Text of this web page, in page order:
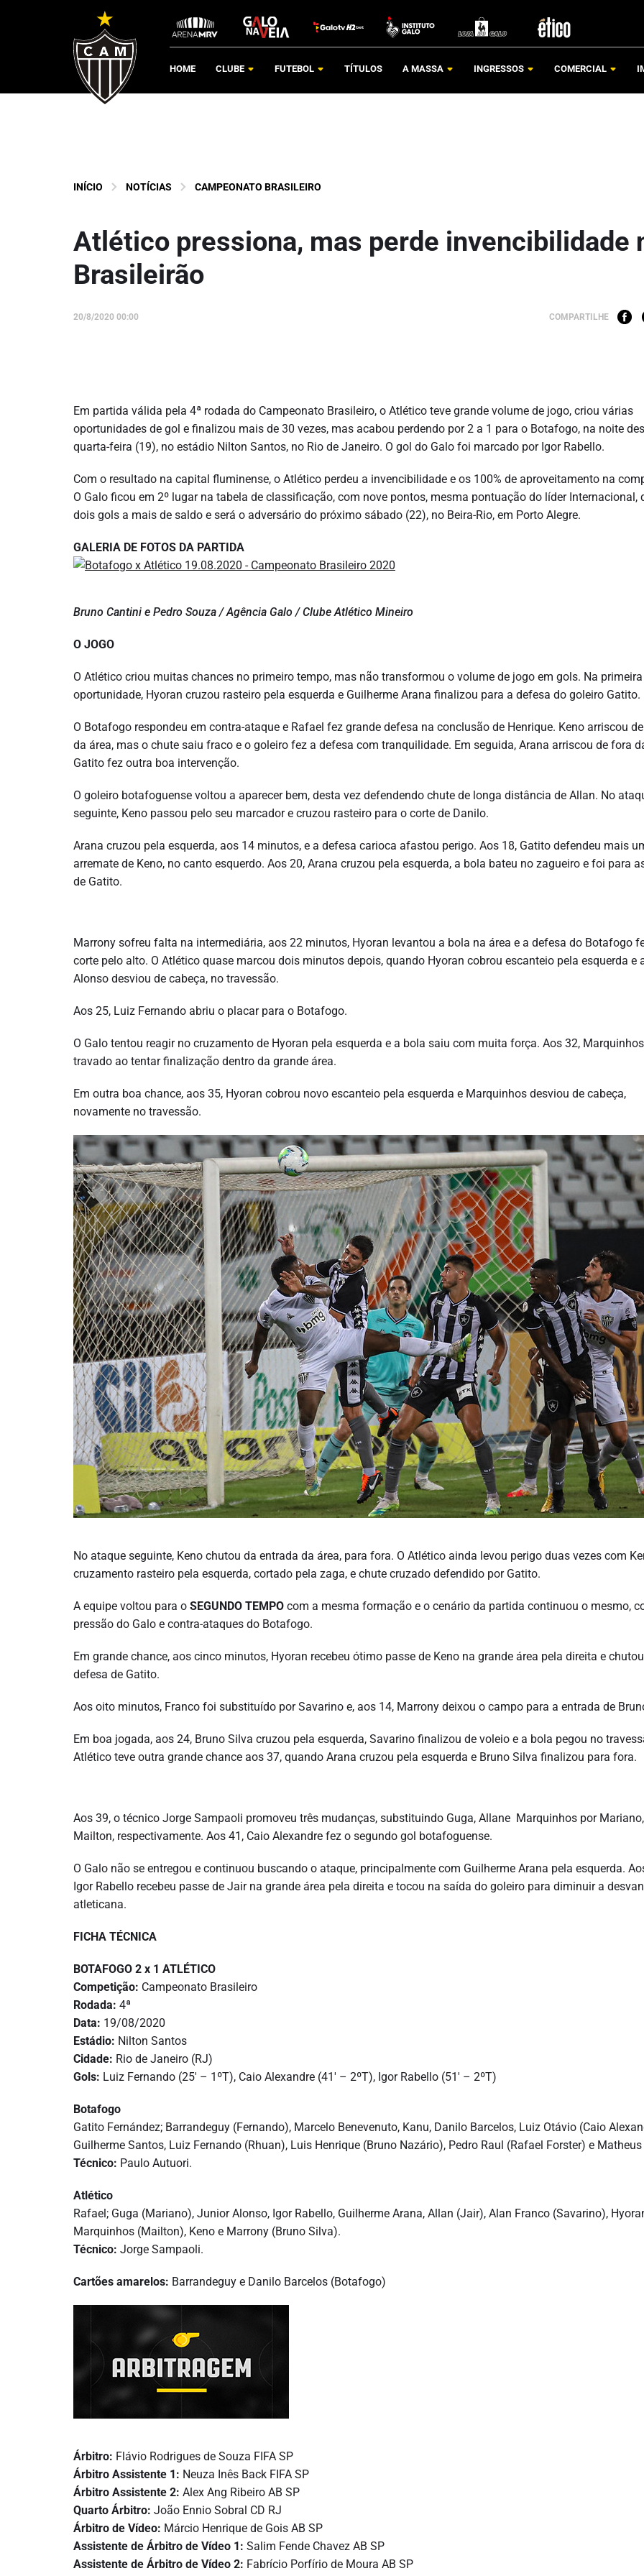
HOME CLUBE FUTEBOL TÍTULOS A MASSA INGRESSOS COMERCIAL
INÍCIO NOTÍCIAS CAMPEONATO BRASILEIRO
Atlético pressiona, mas perde invencibilidade
Brasileirão
20/8/2020 00:00 COMPARTILHE
Em partida válida pela 4ª rodada do Campeonato Brasileiro, o Atlético teve grande volume de jogo, criou várias
oportunidades de gol e finalizou mais de 30 vezes, mas acabou perdendo por 2 a 1 para o Botafogo, na noite
quarta-feira (19), no estádio Nilton Santos, no Rio de Janeiro. O gol do Galo foi marcado por Igor Rabello.
Com o resultado na capital fluminense, o Atlético perdeu a invencibilidade e os 100% de aproveitamento na
O Galo ficou em 2º lugar na tabela de classificação, com nove pontos, mesma pontuação do líder Internacional,
dois gols a mais de saldo e será o adversário do próximo sábado (22), no Beira-Rio, em Porto Alegre.
GALERIA DE FOTOS DA PARTIDA
Bruno Cantini e Pedro Souza / Agência Galo / Clube Atlético Mineiro
O JOGO
O Atlético criou muitas chances no primeiro tempo, mas não transformou o volume de jogo em gols. Na primeira
oportunidade, Hyoran cruzou rasteiro pela esquerda e Guilherme Arana finalizou para a defesa do goleiro Gatito.
O Botafogo respondeu em contra-ataque e Rafael fez grande defesa na conclusão de Henrique. Keno arriscou
da área, mas o chute saiu fraco e o goleiro fez a defesa com tranquilidade. Em seguida, Arana arriscou de fora
Gatito fez outra boa intervenção.
O goleiro botafoguense voltou a aparecer bem, desta vez defendendo chute de longa distância de Allan. No
seguinte, Keno passou pelo seu marcador e cruzou rasteiro para o corte de Danilo.
Arana cruzou pela esquerda, aos 14 minutos, e a defesa carioca afastou perigo. Aos 18, Gatito defendeu mais
arremate de Keno, no canto esquerdo. Aos 20, Arana cruzou pela esquerda, a bola bateu no zagueiro e foi para
de Gatito.
Marrony sofreu falta na intermediária, aos 22 minutos, Hyoran levantou a bola na área e a defesa do Botafogo
corte pelo alto. O Atlético quase marcou dois minutos depois, quando Hyoran cobrou escanteio pela esquerda e
Alonso desviou de cabeça, no travessão.
Aos 25, Luiz Fernando abriu o placar para o Botafogo.
O Galo tentou reagir no cruzamento de Hyoran pela esquerda e a bola saiu com muita força. Aos 32,
travado ao tentar finalização dentro da grande área.
Em outra boa chance, aos 35, Hyoran cobrou novo escanteio pela esquerda e Marquinhos desviou de cabeça,
novamente no travessão.
No ataque seguinte, Keno chutou da entrada da área, para fora. O Atlético ainda levou perigo duas vezes com
cruzamento rasteiro pela esquerda, cortado pela zaga, e chute cruzado defendido por Gatito.
A equipe voltou para o SEGUNDO TEMPO com a mesma formação e o cenário da partida continuou o mesmo,
pressão do Galo e contra-ataques do Botafogo.
Em grande chance, aos cinco minutos, Hyoran recebeu ótimo passe de Keno na grande área pela direita e
defesa de Gatito.
Aos oito minutos, Franco foi substituído por Savarino e, aos 14, Marrony deixou o campo para a entrada de
Em boa jogada, aos 24, Bruno Silva cruzou pela esquerda, Savarino finalizou de voleio e a bola pegou no
Atlético teve outra grande chance aos 37, quando Arana cruzou pela esquerda e Bruno Silva finalizou para fora.
Aos 39, o técnico Jorge Sampaoli promoveu três mudanças, substituindo Guga, Allane Marquinhos por
Mailton, respectivamente. Aos 41, Caio Alexandre fez o segundo gol botafoguense.
O Galo não se entregou e continuou buscando o ataque, principalmente com Guilherme Arana pela esquerda.
Igor Rabello recebeu passe de Jair na grande área pela direita e tocou na saída do goleiro para diminuir a
atleticana.
FICHA TÉCNICA
BOTAFOGO 2 x 1 ATLÉTICO
Competição: Campeonato Brasileiro
Rodada: 4ª
Data: 19/08/2020
Estádio: Nilton Santos
Cidade: Rio de Janeiro (RJ)
Gols: Luiz Fernando (25′ – 1ºT), Caio Alexandre (41′ – 2ºT), Igor Rabello (51′ – 2ºT)
Botafogo
Gatito Fernández; Barrandeguy (Fernando), Marcelo Benevenuto, Kanu, Danilo Barcelos, Luiz Otávio (Caio
Guilherme Santos, Luiz Fernando (Rhuan), Luis Henrique (Bruno Nazário), Pedro Raul (Rafael Forster) e
Técnico: Paulo Autuori.
Atlético
Rafael; Guga (Mariano), Junior Alonso, Igor Rabello, Guilherme Arana, Allan (Jair), Alan Franco (Savarino),
Marquinhos (Mailton), Keno e Marrony (Bruno Silva).
Técnico: Jorge Sampaoli.
Cartões amarelos: Barrandeguy e Danilo Barcelos (Botafogo)
Árbitro: Flávio Rodrigues de Souza FIFA SP
Árbitro Assistente 1: Neuza Inês Back FIFA SP
Árbitro Assistente 2: Alex Ang Ribeiro AB SP
Quarto Árbitro: João Ennio Sobral CD RJ
Árbitro de Vídeo: Márcio Henrique de Gois AB SP
Assistente de Árbitro de Vídeo 1: Salim Fende Chavez AB SP
Assistente de Árbitro de Vídeo 2: Fabrício Porfírio de Moura AB SP